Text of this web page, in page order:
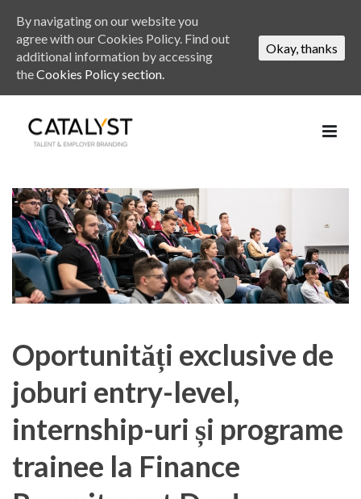
Oportunități exclusive de
joburi entry-level,
internship-uri și programe
trainee la Finance
By navigating on our website you
agree with our Cookies Policy. Find out
additional information by accessing
theCookies Policy section.
Okay, thanks